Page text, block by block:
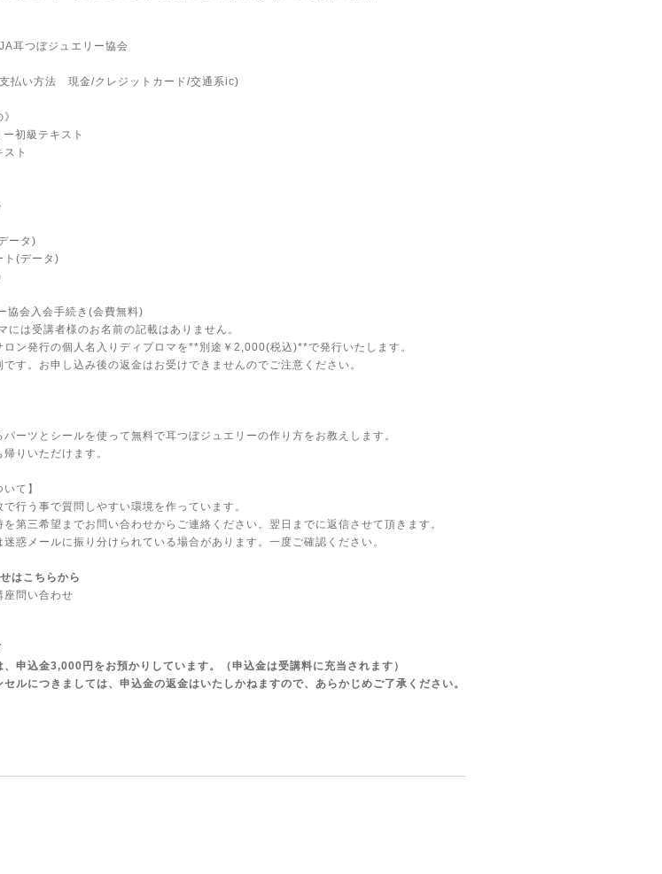
耳つぼジュエリー協会
い方法 現金/クレジットカード/交通系ic)
初級テキスト
スト
ータ)
ト(データ)
協会入会手続き(会費無料)
には受講者様のお名前の記載はありません。
ロン発行の個人名入りディプロマを**別途￥2,000(税込)**で発行いたします。
す。お申し込み後の返金はお受けできませんのでご注意ください。
ーツとシールを使って無料で耳つぼジュエリーの作り方をお教えします。
りいただけます。
て】
行う事で質問しやすい環境を作っています。
第三希望までお問い合わせからご連絡ください。翌日までに返信させて頂きます。
惑メールに振り分けられている場合があります。一度ご確認ください。
はこちらから
座問い合わせ
申込金3,000円をお預かりしています。（申込金は受講料に充当されます）
ルにつきましては、申込金の返金はいたしかねますので、あらかじめご了承ください。